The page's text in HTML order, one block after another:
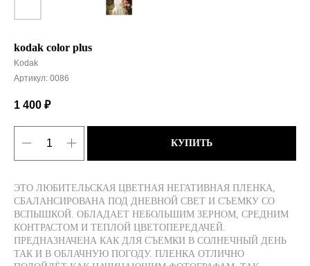
kodak color plus
Kodak
Артикул: 0086
1 400 ₽
КУПИТЬ
ЭТО ЛЮБИТЕЛЬСКАЯ ЦВЕТНАЯ НЕГАТИВНАЯ ПЛЕНКА,
СБАЛАНСИРОВАНА ПОД ДНЕВНОЙ СВЕТ И СЪЕМКУ СО
ВСПЫШКОЙ. ОБЛАДАЕТ НЕБОЛЬШИМ ЗЕРНОМ, СРЕДНИМ
КОНТРАСТОМ И ТЕПЛОЙ ЦВЕТОПЕРЕДАЧЕЙ.
ПРЕДНАЗНАЧЕНА КАК ДЛЯ СЪЕМКИ В СОЛНЕЧНЫЙ ДЕНЬ
ТАК И В ОБЛАЧНУЮ ПОГОДУ. ПЛЕНКА ОТЛИЧНО